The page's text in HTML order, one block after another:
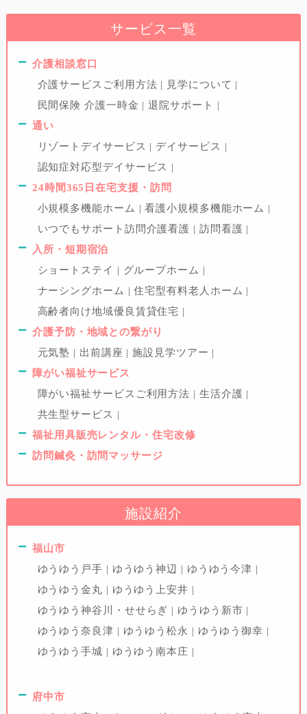
サービス一覧
介護相談窓口
介護サービスご利用方法
見学について
民間保険 介護一時金
退院サポート
通い
リゾートデイサービス
デイサービス
認知症対応型デイサービス
24時間365日在宅支援・訪問
小規模多機能ホーム
看護小規模多機能ホーム
いつでもサポート訪問介護看護
訪問看護
入所・短期宿泊
ショートステイ
グループホーム
ナーシングホーム
住宅型有料老人ホーム
高齢者向け地域優良賃貸住宅
介護予防・地域との繋がり
元気塾
出前講座
施設見学ツアー
障がい福祉サービス
障がい福祉サービスご利用方法
生活介護
共生型サービス
福祉用具販売レンタル・住宅改修
訪問鍼灸・訪問マッサージ
施設紹介
福山市
ゆうゆう戸手
ゆうゆう神辺
ゆうゆう今津
ゆうゆう金丸
ゆうゆう上安井
ゆうゆう神谷川・せせらぎ
ゆうゆう新市
ゆうゆう奈良津
ゆうゆう松永
ゆうゆう御幸
ゆうゆう手城
ゆうゆう南本庄
府中市